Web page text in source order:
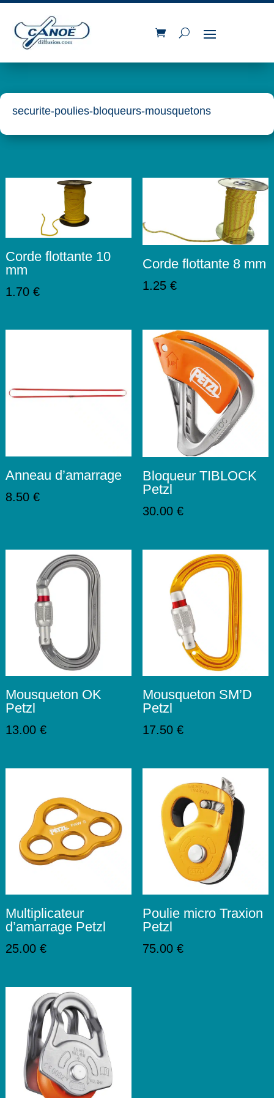
securite-poulies-bloqueurs-mousquetons
Corde flottante 10
mm
1.70 €
Corde flottante 8 mm
1.25 €
Anneau d’amarrage
8.50 €
Bloqueur TIBLOCK
Petzl
30.00 €
Mousqueton OK
Petzl
13.00 €
Mousqueton SM’D
Petzl
17.50 €
Multiplicateur
d’amarrage Petzl
25.00 €
Poulie micro Traxion
Petzl
75.00 €